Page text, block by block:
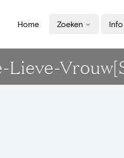
Home Zoeken Info